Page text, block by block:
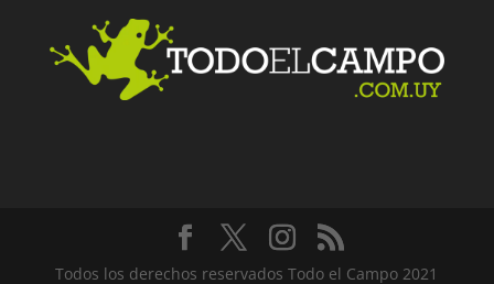
Todos los derechos reservados Todo el Campo 2021
Facebook